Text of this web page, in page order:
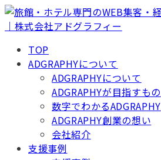
TOP
ADGRAPHYについて
ADGRAPHYについて
ADGRAPHYが目指すもの
数字でわかるADGRAPHY
ADGRAPHY創業の想い
会社紹介
支援事例